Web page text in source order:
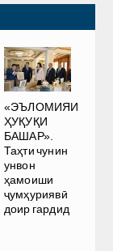
«ЭЪЛОМИЯИ
ҲУҚУҚИ
БАШАР».
Таҳти чунин
унвон
ҳамоиши
ҷумҳуриявӣ
доир гардид